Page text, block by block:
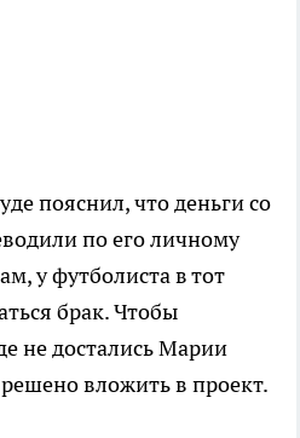
пояснил, что деньги со
по его личному
у футболиста в тот
брак. Чтобы
не достались Марии
вложить в проект.